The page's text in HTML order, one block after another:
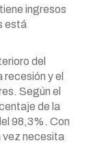
ingresos
está
del
y el
Según el
de la
98,3%. Con
vez necesita